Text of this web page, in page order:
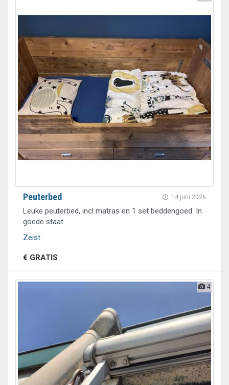
14 juni 2026
Peuterbed
Leuke peuterbed, incl matras en 1 set beddengoed. In
goede staat.
Zeist
€ GRATIS
4